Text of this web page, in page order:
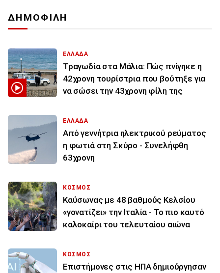
ΔΗΜΟΦΙΛΗ
ΕΛΛΑΔΑ
Τραγωδία στα Μάλια: Πώς πνίγηκε η
42χρονη τουρίστρια που βούτηξε για
να σώσει την 43χρονη φίλη της
ΕΛΛΑΔΑ
Από γεννήτρια ηλεκτρικού ρεύματος
η φωτιά στη Σκύρο - Συνελήφθη
63χρονη
ΚΟΣΜΟΣ
Καύσωνας με 48 βαθμούς Κελσίου
«γονατίζει» την Ιταλία - Το πιο καυτό
καλοκαίρι του τελευταίου αιώνα
ΚΟΣΜΟΣ
Επιστήμονες στις ΗΠΑ δημιούργησαν